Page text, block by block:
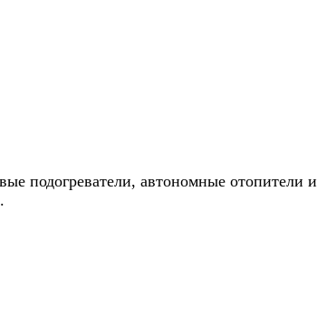
подогреватели, автономные отопители и